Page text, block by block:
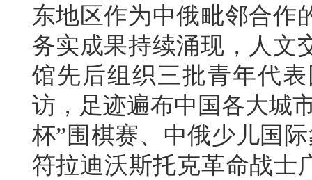
东地区作为中俄毗邻合作
务实成果持续涌现，人文
馆先后组织三批青年代
访，足迹遍布中国各大城
杯”围棋赛、中俄少儿国
符拉迪沃斯托克革命战士